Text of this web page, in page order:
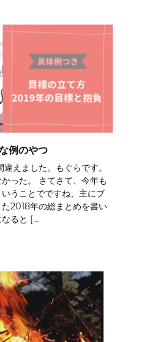
例のやつ
えました。もぐらです。
った。 さてさて、今年も
うことでですね、主にブ
2018年の総まとめを書い
なると […